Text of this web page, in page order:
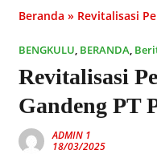
Beranda » Revitalisasi
BENGKULU, BERANDA,
Revitalisasi
Gandeng PT
ADMIN 1
18/03/2025